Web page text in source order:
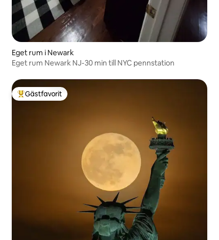
Eget rum i Newark
Eget rum Newark NJ-30 min till NYC pennstation
Populär gästfavorit
Gästfavorit